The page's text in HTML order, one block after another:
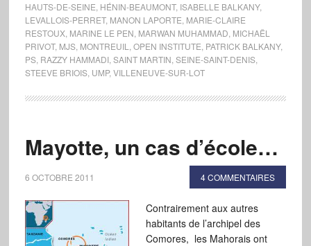
HAUTS-DE-SEINE HÉNIN-BEAUMONT, ISABELLE BALKANY,
LEVALLOIS-PERRET, MANON LAPORTE MARIE-CLAIRE
RESTOUX, MARINE LE PEN MARWAN MUHAMMAD MICHAËL
PRIVOT, MJS, MONTREUIL OPEN INSTITUTE PATRICK BALKANY,
PS, RAZZY HAMMADI, SAINT MARTIN SEINE-SAINT-DENIS,
STEEVE BRIOIS, UMP, VILLENEUVE-SUR-LOT
Mayotte, un cas d’école…
6 OCTOBRE 2011 4 COMMENTAIRES
Contrairement aux autres
habitants de l’archipel des
Comores, les Mahorais ont